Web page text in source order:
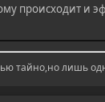
происходит и
тайно,но лишь